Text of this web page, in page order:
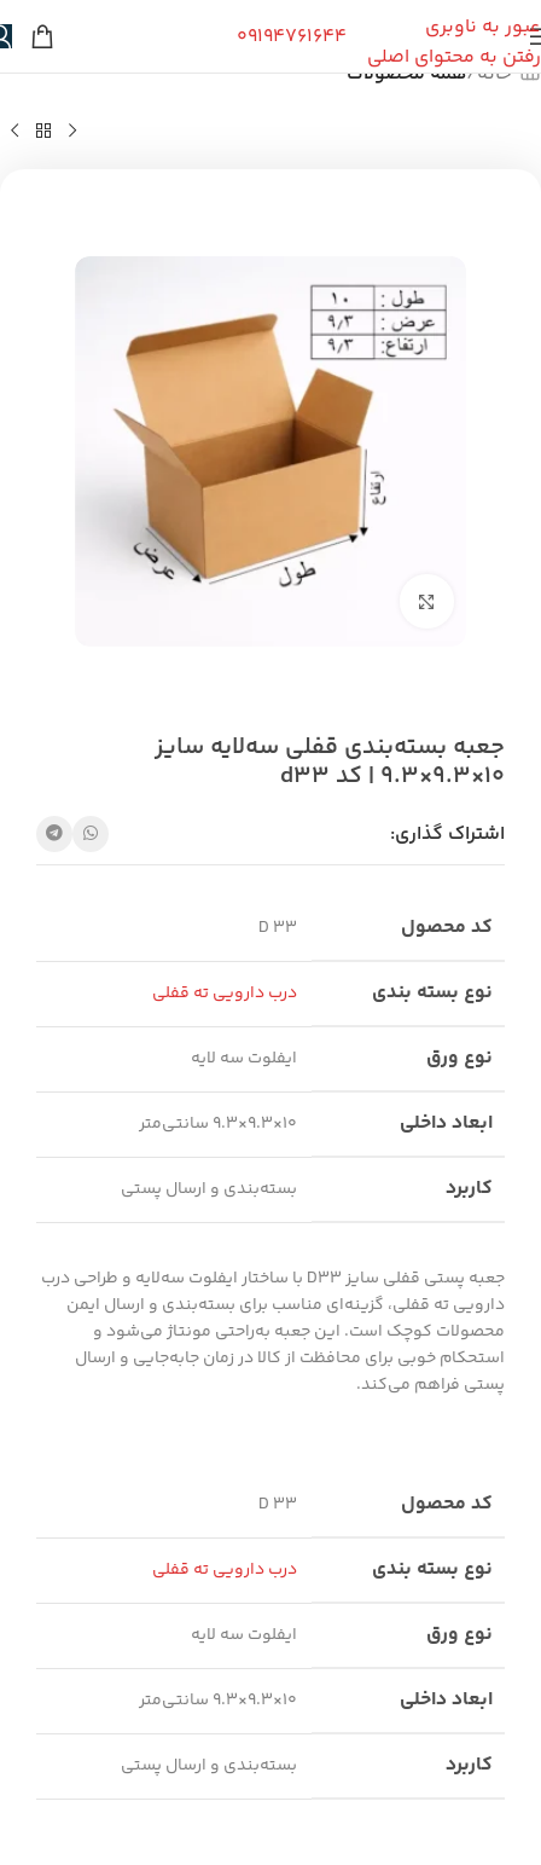
عبور به ناوبری
رفتن به محتوای اصلی
09194761644
خانه همه محصولات
جعبه بسته‌بندی قفلی سه‌لایه سایز
10×9.3×9.3 | کد d33
اشتراک گذاری:
کد محصول D 33
نوع بسته بندی درب دارویی ته قفلی
نوع ورق ایفلوت سه لایه
ابعاد داخلی 10×9.3×9.3 سانتی‌متر
کاربرد بسته‌بندی و ارسال پستی
جعبه پستی قفلی سایز D33 با ساختار ایفلوت سه‌لایه و طراحی درب
دارویی ته قفلی، گزینه‌ای مناسب برای بسته‌بندی و ارسال ایمن
محصولات کوچک است. این جعبه به‌راحتی مونتاژ می‌شود و
استحکام خوبی برای محافظت از کالا در زمان جابه‌جایی و ارسال
پستی فراهم می‌کند.
کد محصول D 33
نوع بسته بندی درب دارویی ته قفلی
نوع ورق ایفلوت سه لایه
ابعاد داخلی 10×9.3×9.3 سانتی‌متر
کاربرد بسته‌بندی و ارسال پستی